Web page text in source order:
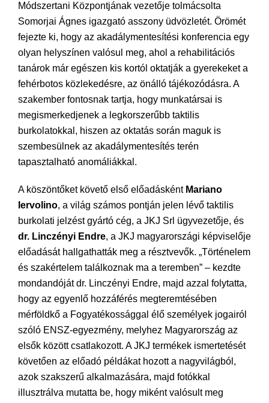
Módszertani Központjának vezetője tolmácsolta
Somorjai Ágnes igazgató asszony üdvözletét. Örömét
fejezte ki, hogy az akadálymentesítési konferencia egy
olyan helyszínen valósul meg, ahol a rehabilitációs
tanárok már egészen kis kortól oktatják a gyerekeket a
fehérbotos közlekedésre, az önálló tájékozódásra. A
szakember fontosnak tartja, hogy munkatársai is
megismerkedjenek a legkorszerűbb taktilis
burkolatokkal, hiszen az oktatás során maguk is
szembesülnek az akadálymentesítés terén
tapasztalható anomáliákkal.
A köszöntőket követő első előadásként Mariano
Iervolino, a világ számos pontján jelen lévő taktilis
burkolati jelzést gyártó cég, a JKJ Srl ügyvezetője, és
dr. Linczényi Endre, a JKJ magyarországi képviselője
előadását hallgathatták meg a résztvevők. „Történelem
és szakértelem találkoznak ma a teremben” – kezdte
mondandóját dr. Linczényi Endre, majd azzal folytatta,
hogy az egyenlő hozzáférés megteremtésében
mérföldkő a Fogyatékossággal élő személyek jogairól
szóló ENSZ-egyezmény, melyhez Magyarország az
elsők között csatlakozott. A JKJ termékek ismertetését
követően az előadó példákat hozott a nagyvilágból,
azok szakszerű alkalmazására, majd fotókkal
illusztrálva mutatta be, hogy miként valósult meg